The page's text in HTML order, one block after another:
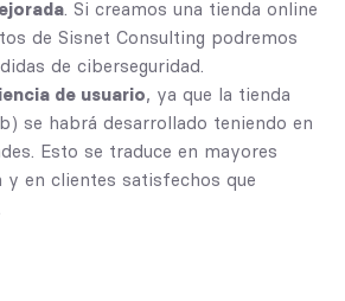
. Si creamos una tienda online
de Sisnet Consulting podremos
de ciberseguridad.
de usuario, ya que la tienda
se habrá desarrollado teniendo en
Esto se traduce en mayores
y en clientes satisfechos que